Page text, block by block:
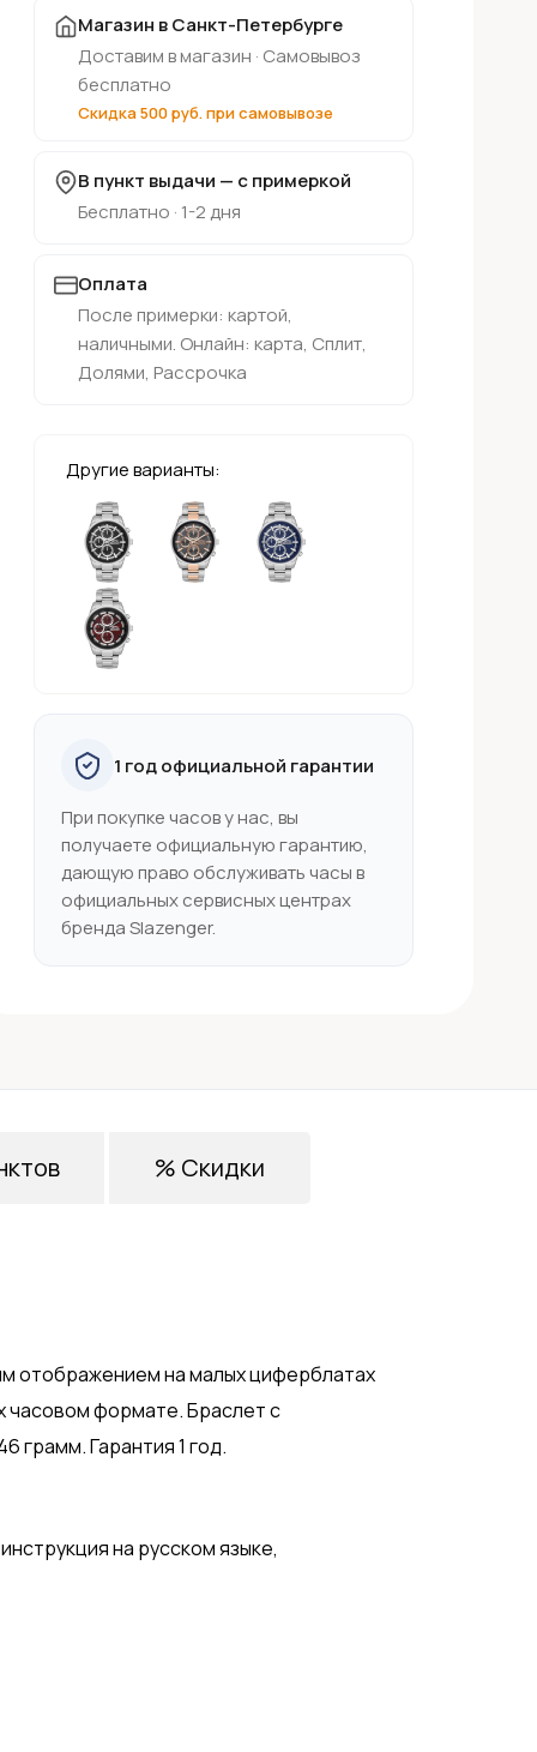
Магазин в Санкт-Петербурге
Доставим в магазин · Самовывоз
бесплатно
Скидка 500 руб. при самовывозе
В пункт выдачи — с примеркой
Бесплатно · 1-2 дня
Оплата
После примерки: картой,
наличными. Онлайн: карта, Сплит,
Долями, Рассрочка
Другие варианты:
1 год официальной гарантии
При покупке часов у нас, вы
получаете официальную гарантию,
дающую право обслуживать часы в
официальных сервисных центрах
бренда Slazenger.
отображением на малых циферблатах
часовом формате. Браслет с
грамм. Гарантия 1 год.
на русском языке,
% Скидки